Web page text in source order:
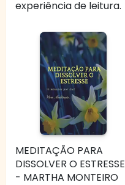
experiência de leitura.
MEDITAÇÃO PARA
DISSOLVER O ESTRESSE
- MARTHA MONTEIRO